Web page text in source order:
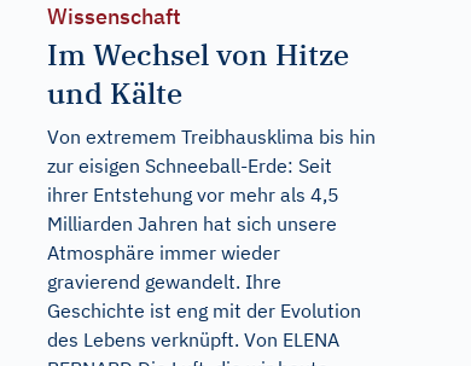
Wissenschaft
Im Wechsel von Hitze
und Kälte
Von extremem Treibhausklima bis hin
zur eisigen Schneeball-Erde: Seit
ihrer Entstehung vor mehr als 4,5
Milliarden Jahren hat sich unsere
Atmosphäre immer wieder
gravierend gewandelt. Ihre
Geschichte ist eng mit der Evolution
des Lebens verknüpft. Von ELENA